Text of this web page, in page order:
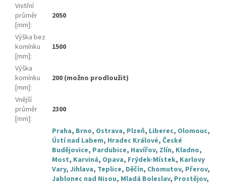
Vnitřní
průměr
[mm]:
2050
Výška bez
komínku
[mm]:
1500
Výška
komínku
[mm]:
200 (možno prodloužit)
Vnější
průměr
[mm]:
2300
Praha, Brno, Ostrava, Plzeň, Liberec, Olomouc,
Ústí nad Labem, Hradec Králové, České
Budějovice, Pardubice, Havířov, Zlín, Kladno,
Most, Karviná, Opava, Frýdek-Místek, Karlovy
Vary, Jihlava, Teplice, Děčín, Chomutov, Přerov,
Jablonec nad Nisou, Mladá Boleslav, Prostějov,